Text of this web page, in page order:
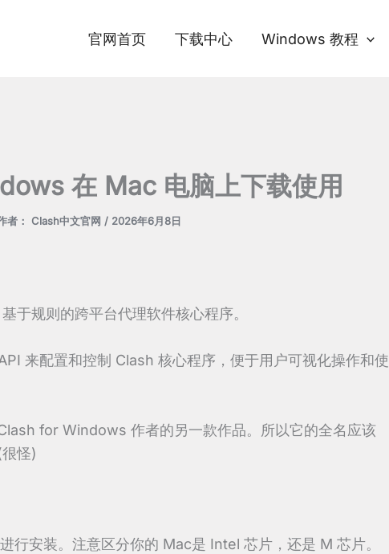
官网首页 下载中心 Windows 教程
在 Mac 电脑上下载使用
者： Clash中文官网 / 2026年6月8日
于规则的跨平台代理软件核心程序。
来配置和控制 Clash 核心程序，便于用户可视化操作和使
for Windows 作者的另一款作品。所以它的全名应该
怪)
行安装。注意区分你的 Mac是 Intel 芯片，还是 M 芯片。